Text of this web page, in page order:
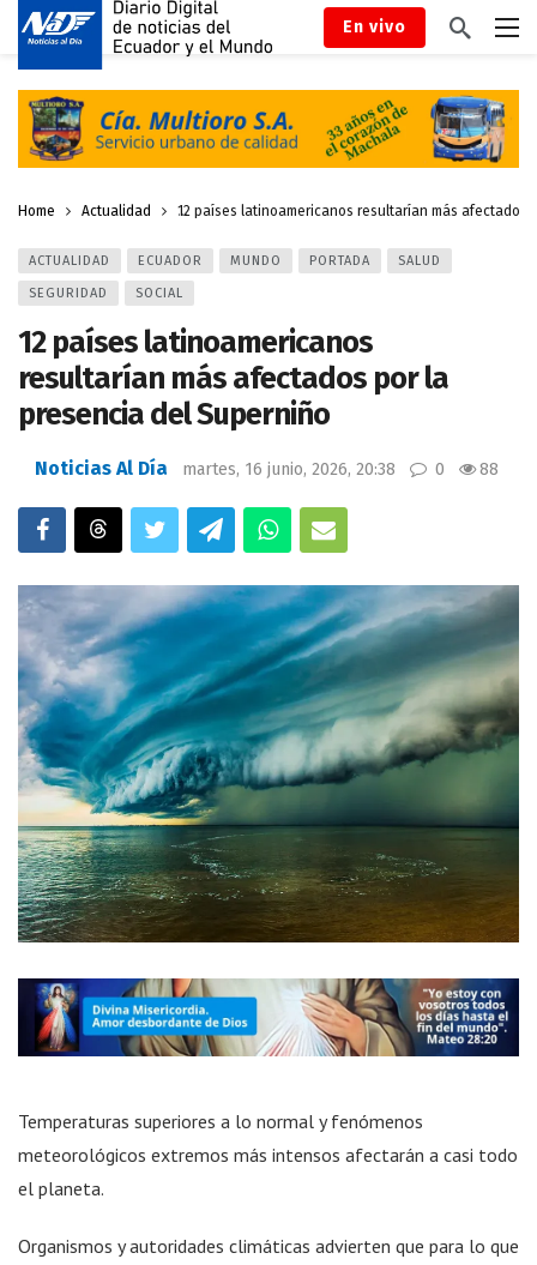
En vivo
Home Actualidad 12 países latinoamericanos resultarían más afectados
ACTUALIDAD ECUADOR MUNDO PORTADA SALUD
SEGURIDAD SOCIAL
12 países latinoamericanos
resultarían más afectados por la
presencia del Superniño
Noticias Al Día martes, 16 junio, 2026, 20:38 0 88
Temperaturas superiores a lo normal y fenómenos
meteorológicos extremos más intensos afectarán a casi todo
el planeta.
Organismos y autoridades climáticas advierten que para lo que